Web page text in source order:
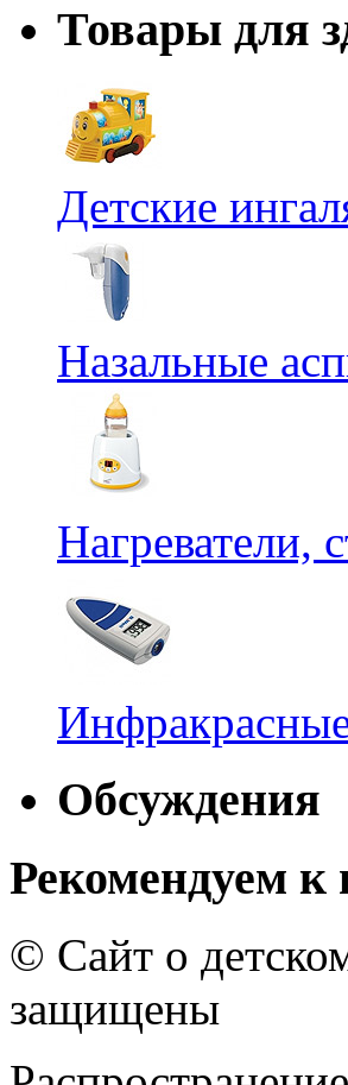
Товары для
Детские
Назальные
Нагреватели,
Обсуждения
Рекомендуем к
© Сайт о
защищены